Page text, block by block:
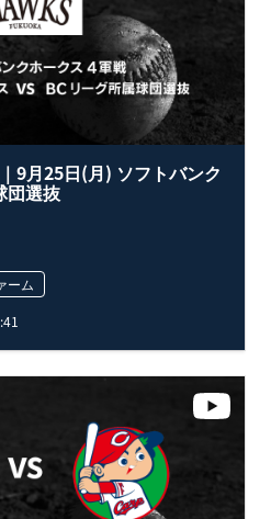
9月25日(月) ソフトバンク
団選抜
ーム